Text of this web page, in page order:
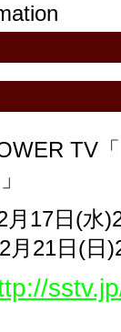
TV
月17日(水
月21日(日